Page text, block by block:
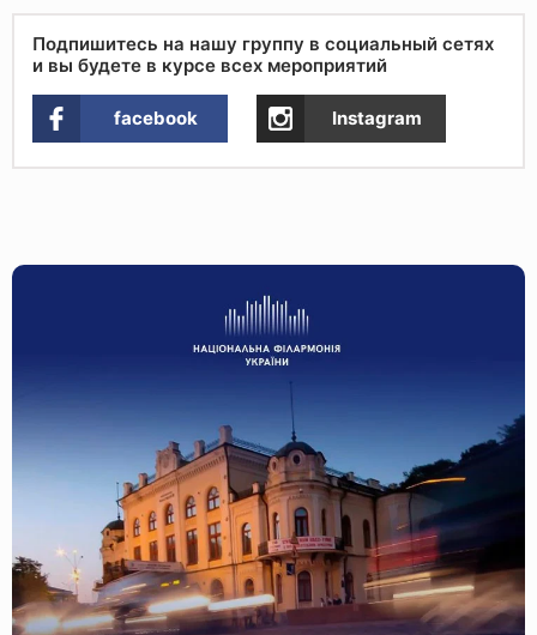
Подпишитесь на нашу группу в социальный сетях
и вы будете в курсе всех мероприятий
facebook Instagram